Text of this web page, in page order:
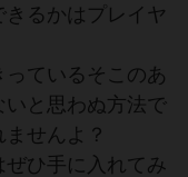
るかはプレイヤ
っているそこのあ
いと思わぬ方法で
せんよ？
ぜひ手に入れてみ